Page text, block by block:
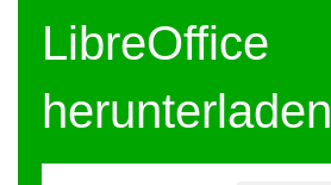
LibreOffice
herunterladen